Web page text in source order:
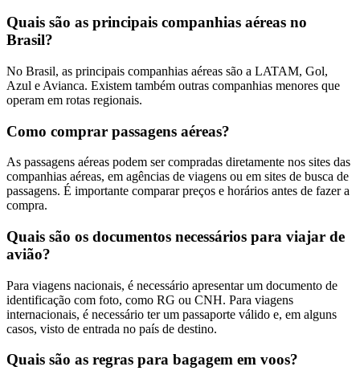
Quais são as principais companhias aéreas no
Brasil?
No Brasil, as principais companhias aéreas são a LATAM, Gol,
Azul e Avianca. Existem também outras companhias menores que
operam em rotas regionais.
Como comprar passagens aéreas?
As passagens aéreas podem ser compradas diretamente nos sites das
companhias aéreas, em agências de viagens ou em sites de busca de
passagens. É importante comparar preços e horários antes de fazer a
compra.
Quais são os documentos necessários para viajar de
avião?
Para viagens nacionais, é necessário apresentar um documento de
identificação com foto, como RG ou CNH. Para viagens
internacionais, é necessário ter um passaporte válido e, em alguns
casos, visto de entrada no país de destino.
Quais são as regras para bagagem em voos?